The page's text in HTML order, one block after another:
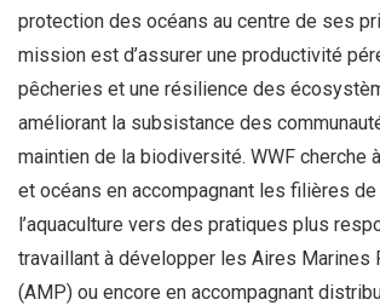
protection des océans au centre de ses
mission est d’assurer une productivité
pêcheries et une résilience des
améliorant la subsistance des
maintien de la biodiversité. WWF cherche
et océans en accompagnant les filières
l’aquaculture vers des pratiques plus
travaillant à développer les Aires Marines
(AMP) ou encore en accompagnant